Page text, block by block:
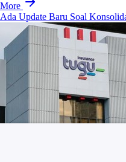
More
Ada Update Baru Soal